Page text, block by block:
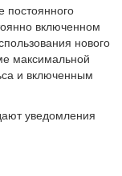
постоянного
включенном
нового
максимальной
и включенным
уведомления